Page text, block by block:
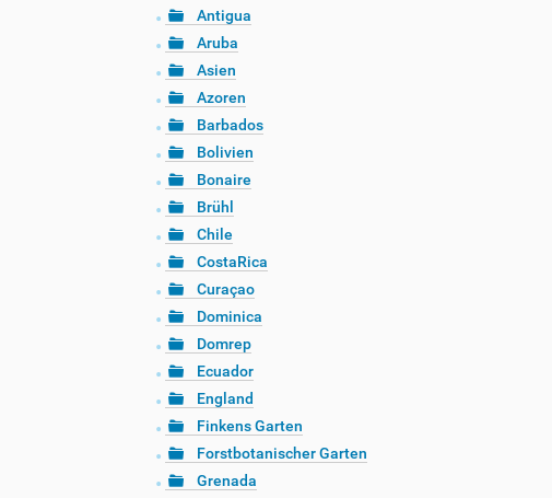
Antigua
Aruba
Asien
Azoren
Barbados
Bolivien
Bonaire
Brühl
Chile
CostaRica
Curaçao
Dominica
Domrep
Ecuador
England
Finkens Garten
Forstbotanischer Garten
Grenada